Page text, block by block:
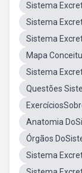
Sistema
Sistema
Sistema
Mapa
Sistema
Questões
Anatomia
Órgãos
Sistema